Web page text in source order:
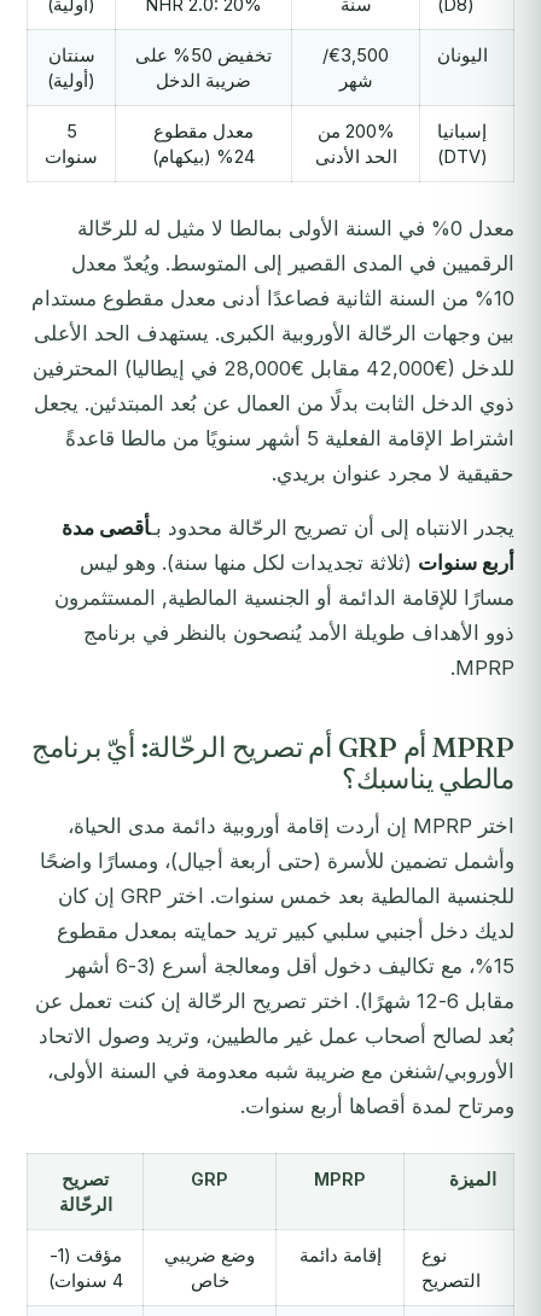
(D8) سنة NHR 2.0: 20% (أولية)
اليونان
€3,500/
شهر
تخفيض 50% على
ضريبة الدخل
سنتان
(أولية)
إسبانيا
(DTV)
200% من
الحد الأدنى
معدل مقطوع
24% (بيكهام)
5
سنوات
معدل 0% في السنة الأولى بمالطا لا مثيل له للرحّالة
الرقميين في المدى القصير إلى المتوسط. ويُعدّ معدل
10% من السنة الثانية فصاعدًا أدنى معدل مقطوع مستدام
بين وجهات الرحّالة الأوروبية الكبرى. يستهدف الحد الأعلى
للدخل (€42,000 مقابل €28,000 في إيطاليا) المحترفين
ذوي الدخل الثابت بدلًا من العمال عن بُعد المبتدئين. يجعل
اشتراط الإقامة الفعلية 5 أشهر سنويًا من مالطا قاعدةً
حقيقية لا مجرد عنوان بريدي.
يجدر الانتباه إلى أن تصريح الرحّالة محدود بـأقصى مدة
أربع سنوات (ثلاثة تجديدات لكل منها سنة). وهو ليس
مسارًا للإقامة الدائمة أو الجنسية المالطية, المستثمرون
ذوو الأهداف طويلة الأمد يُنصحون بالنظر في برنامج
MPRP.
MPRP أم GRP أم تصريح الرحّالة: أيّ برنامج
مالطي يناسبك؟
اختر MPRP إن أردت إقامة أوروبية دائمة مدى الحياة،
وأشمل تضمين للأسرة (حتى أربعة أجيال)، ومسارًا واضحًا
للجنسية المالطية بعد خمس سنوات. اختر GRP إن كان
لديك دخل أجنبي سلبي كبير تريد حمايته بمعدل مقطوع
15%، مع تكاليف دخول أقل ومعالجة أسرع (3-6 أشهر
مقابل 6-12 شهرًا). اختر تصريح الرحّالة إن كنت تعمل عن
بُعد لصالح أصحاب عمل غير مالطيين، وتريد وصول الاتحاد
الأوروبي/شنغن مع ضريبة شبه معدومة في السنة الأولى،
ومرتاح لمدة أقصاها أربع سنوات.
الميزة MPRP
GRP
تصريح
الرحّالة
نوع
التصريح
إقامة دائمة
وضع ضريبي
خاص
مؤقت (1-
4 سنوات)